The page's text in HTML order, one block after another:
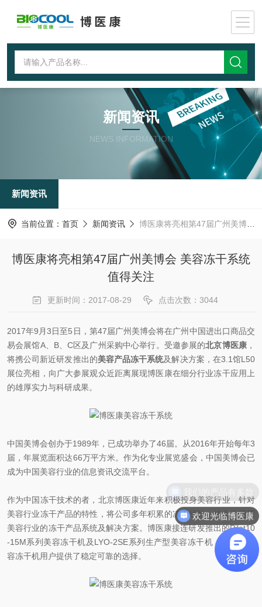
新闻资讯
NEWS INFORMATION
新闻资讯
当前位置： 首页 新闻资讯 博医康将亮相第47届广州美博会 美容冻干系统值得关注
博医康将亮相第47届广州美博会 美容冻干系统
值得关注
更新时间：2017-08-29 点击次数：3044
2017年9月3日至5日，第47届广州美博会将在广州中国进出口商品交
易会展馆A、B、C区及广州采购中心举行。受邀参展的北京博医康 ，
将携公司新近研发推出的美容产品冻干系统及解决方案，在3.1馆L50
展位亮相，向广大参展观众近距离展现博医康在细分行业冻干应用上
的雄厚实力与科研成果。
中国美博会创办于1989年，已成功举办了46届。从2016年开始每年3
届，年展览面积达66万平方米。作为化专业展览盛会，中国美博会已
成为中国美容行业的信息资讯交流平台。
作为中国冻干技术的者，北京博医康近年来积极投身美容行业，针对
美容行业冻干产品的特性，将公司多年积累的冻干经验，转化为适用
美容行业的冻干产品系统及解决方案。博医康接连研发推出的Pilot10
-15M系列美容冻干机及LYO-2SE系列生产型美容冻干机，为广大美
容冻干机用户提供了稳定可靠的选择。
欢迎光临博医康